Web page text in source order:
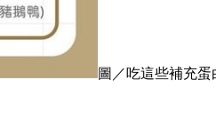
圖／吃這些補充